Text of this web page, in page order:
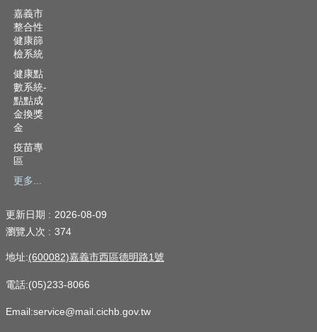
嘉義市
整合性
健康篩
檢系統
健康點
數系統-
點點成
金換獎
金
疫苗專
區
更多...
更新日期
2026-08-09
瀏覽人次
374
地址:(600082)嘉義市西區德明路1號
電話:(05)233-8066
Email:service@mail.cichb.gov.tw